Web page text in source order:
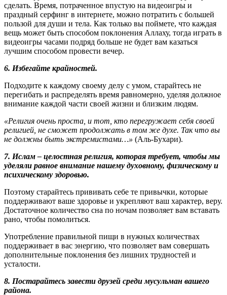
сделать. Время, потраченное впустую на видеоигры и
праздный серфинг в интернете, можно потратить с большей
пользой для души и тела. Как только вы поймете, что каждая
вещь может быть способом поклонения Аллаху, тогда играть в
видеоигры часами подряд больше не будет вам казаться
лучшим способом провести вечер.
6. Избегайте крайностей.
Подходите к каждому своему делу с умом, старайтесь не
перегибать и распределять время равномерно, уделяя должное
внимание каждой части своей жизни и близким людям.
«Религия очень проста, и тот, кто перегружает себя своей
религией, не сможет продолжать в том же духе. Так что вы
не должны быть экстремистами…» (Аль-Бухари).
7. Ислам – целостная религия, которая требует, чтобы мы
уделяли равное внимание нашему духовному, физическому и
психическому здоровью.
Поэтому старайтесь прививать себе те привычки, которые
поддерживают ваше здоровье и укрепляют ваш характер, веру.
Достаточное количество сна по ночам позволяет вам вставать
рано, чтобы помолиться.
Употребление правильной пищи в нужных количествах
поддерживает в вас энергию, что позволяет вам совершать
дополнительные поклонения без лишних трудностей и
усталости.
8. Постарайтесь завести друзей среди мусульман вашего
района.